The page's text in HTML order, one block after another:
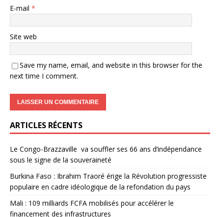
E-mail *
Site web
Save my name, email, and website in this browser for the
next time I comment.
ARTICLES RÉCENTS
Le Congo-Brazzaville va souffler ses 66 ans d’indépendance
sous le signe de la souveraineté
Burkina Faso : Ibrahim Traoré érige la Révolution progressiste
populaire en cadre idéologique de la refondation du pays
Mali : 109 milliards FCFA mobilisés pour accélérer le
financement des infrastructures